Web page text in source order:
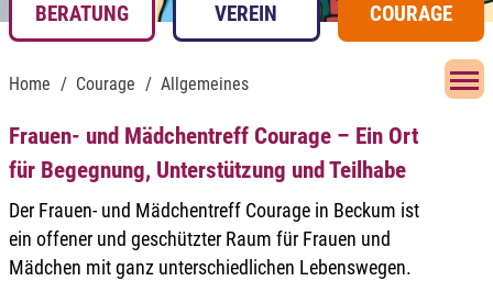
BERATUNG VEREIN COURAGE
Home Courage Allgemeines
Frauen- und Mädchentreff Courage – Ein Ort
für Begegnung, Unterstützung und Teilhabe
Der Frauen- und Mädchentreff Courage in Beckum ist
ein offener und geschützter Raum für Frauen und
Mädchen mit ganz unterschiedlichen Lebenswegen.